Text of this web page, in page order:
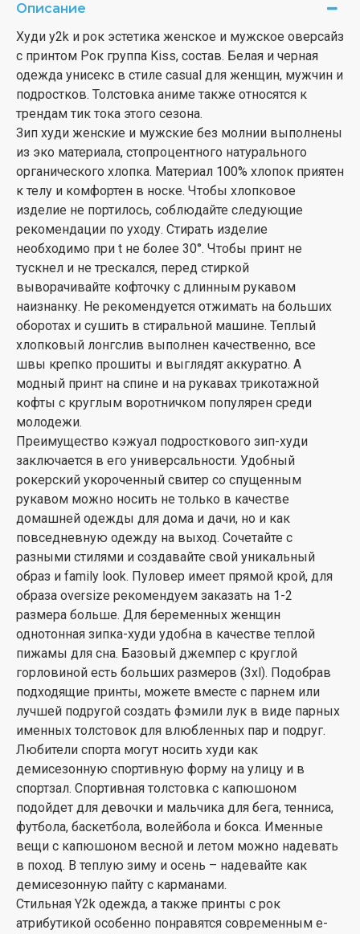
Описание
Худи y2k и рок эстетика женское и мужское оверсайз
с принтом Рок группа Kiss, состав. Белая и черная
одежда унисекс в стиле casual для женщин, мужчин и
подростков. Толстовка аниме также относятся к
трендам тик тока этого сезона.
Зип худи женские и мужские без молнии выполнены
из эко материала, стопроцентного натурального
органического хлопка. Материал 100% хлопок приятен
к телу и комфортен в носке. Чтобы хлопковое
изделие не портилось, соблюдайте следующие
рекомендации по уходу. Стирать изделие
необходимо при t не более 30°. Чтобы принт не
тускнел и не трескался, перед стиркой
выворачивайте кофточку с длинным рукавом
наизнанку. Не рекомендуется отжимать на больших
оборотах и сушить в стиральной машине. Теплый
хлопковый лонгслив выполнен качественно, все
швы крепко прошиты и выглядят аккуратно. А
модный принт на спине и на рукавах трикотажной
кофты с круглым воротничком популярен среди
молодежи.
Преимущество кэжуал подросткового зип-худи
заключается в его универсальности. Удобный
рокерский укороченный свитер со спущенным
рукавом можно носить не только в качестве
домашней одежды для дома и дачи, но и как
повседневную одежду на выход. Сочетайте с
разными стилями и создавайте свой уникальный
образ и family look. Пуловер имеет прямой крой, для
образа oversize рекомендуем заказать на 1-2
размера больше. Для беременных женщин
однотонная зипка-худи удобна в качестве теплой
пижамы для сна. Базовый джемпер с круглой
горловиной есть больших размеров (3xl). Подобрав
подходящие принты, можете вместе с парнем или
лучшей подругой создать фэмили лук в виде парных
именных толстовок для влюбленных пар и подруг.
Любители спорта могут носить худи как
демисезонную спортивную форму на улицу и в
спортзал. Спортивная толстовка с капюшоном
подойдет для девочки и мальчика для бега, тенниса,
футбола, баскетбола, волейбола и бокса. Именные
вещи с капюшоном весной и летом можно надевать
в поход. В теплую зиму и осень – надевайте как
демисезонную пайту с карманами.
Стильная Y2k одежда, а также принты с рок
атрибутикой особенно понравятся современным e-